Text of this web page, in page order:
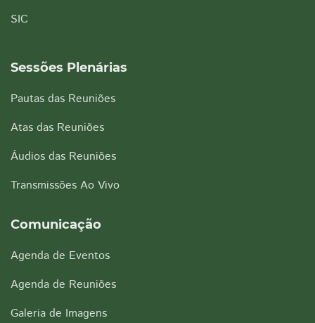
SIC
Sessões Plenárias
Pautas das Reuniões
Atas das Reuniões
Áudios das Reuniões
Transmissões Ao Vivo
Comunicação
Agenda de Eventos
Agenda de Reuniões
Galeria de Imagens